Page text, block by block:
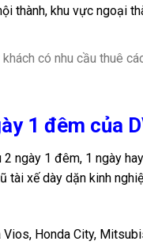
thành, khu vực ngoại
có nhu cầu thuê
1 đêm của
ngày 1 đêm, 1 ngày
xế dày dặn kinh
Vios, Honda City,